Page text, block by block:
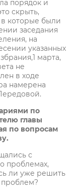
порядок и
скрыть,
которые были
заседания
на
указанных
марта,
не
в ходе
намерена
по
главы
по вопросам
с
проблемах,
ли уже решить
проблем?